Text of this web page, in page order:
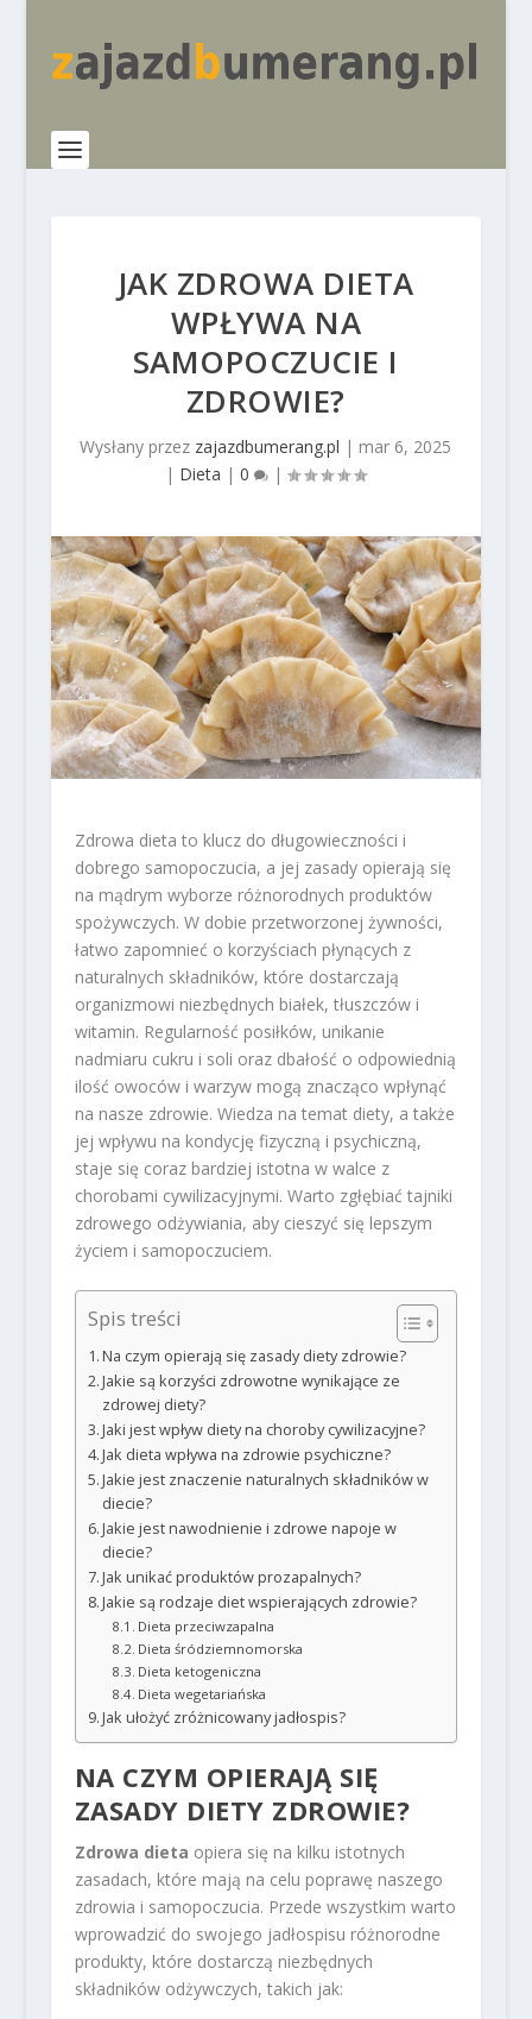
JAK ZDROWA DIETA
WPŁYWA NA
SAMOPOCZUCIE I
ZDROWIE?
Wysłany przez zajazdbumerang.pl | mar 6, 2025
| Dieta |0 |
Zdrowa dieta to klucz do długowieczności i
dobrego samopoczucia, a jej zasady opierają się
na mądrym wyborze różnorodnych produktów
spożywczych. W dobie przetworzonej żywności,
łatwo zapomnieć o korzyściach płynących z
naturalnych składników, które dostarczają
organizmowi niezbędnych białek, tłuszczów i
witamin. Regularność posiłków, unikanie
nadmiaru cukru i soli oraz dbałość o odpowiednią
ilość owoców i warzyw mogą znacząco wpłynąć
na nasze zdrowie. Wiedza na temat diety, a także
jej wpływu na kondycję fizyczną i psychiczną,
staje się coraz bardziej istotna w walce z
chorobami cywilizacyjnymi. Warto zgłębiać tajniki
zdrowego odżywiania, aby cieszyć się lepszym
życiem i samopoczuciem.
Spis treści
Na czym opierają się zasady diety zdrowie?
Jakie są korzyści zdrowotne wynikające ze
zdrowej diety?
Jaki jest wpływ diety na choroby cywilizacyjne?
Jak dieta wpływa na zdrowie psychiczne?
Jakie jest znaczenie naturalnych składników w
diecie?
Jakie jest nawodnienie i zdrowe napoje w
diecie?
Jak unikać produktów prozapalnych?
Jakie są rodzaje diet wspierających zdrowie?
Dieta przeciwzapalna
Dieta śródziemnomorska
Dieta ketogeniczna
Dieta wegetariańska
Jak ułożyć zróżnicowany jadłospis?
NA CZYM OPIERAJĄ SIĘ
ZASADY DIETY ZDROWIE?
Zdrowa dieta opiera się na kilku istotnych
zasadach, które mają na celu poprawę naszego
zdrowia i samopoczucia. Przede wszystkim warto
wprowadzić do swojego jadłospisu różnorodne
produkty, które dostarczą niezbędnych
składników odżywczych, takich jak: